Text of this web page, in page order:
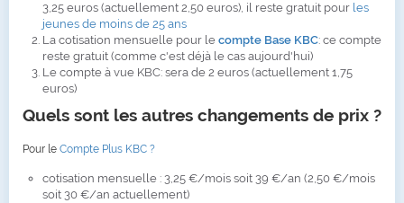
3,25 euros (actuellement 2,50 euros), il reste gratuit pour les
jeunes de moins de 25 ans
La cotisation mensuelle pour le compte Base KBC: ce compte
reste gratuit (comme c'est déjà le cas aujourd'hui)
Le compte à vue KBC: sera de 2 euros (actuellement 1,75
euros)
Quels sont les autres changements de prix ?
Pour le Compte Plus KBC ?
cotisation mensuelle : 3,25 €/mois soit 39 €/an (2,50 €/mois
soit 30 €/an actuellement)